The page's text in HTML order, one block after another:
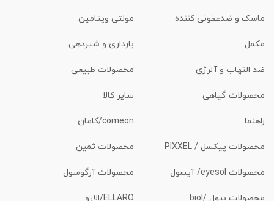
ماسک و ضدعفونی کننده مولتی ویتامین
مکمل بارداری و شیردهی
ضد التهاب و آلرژی محصولات طبیعی
محصولات گیاهی سایر کالا
راهنما comeon/کامان
محصولات پیکسل / PIXXEL محصولات ثمین
محصولات eyesol/ آیسول محصولات آرگوسول
محصولات بیول /biol ELLARO/الارو